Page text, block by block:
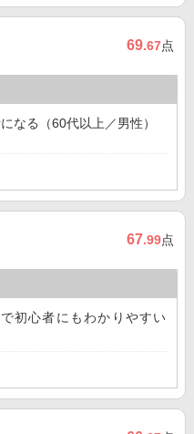
69.67点
なる（60代以上／男性）
67.99点
初心者にもわかりやすい